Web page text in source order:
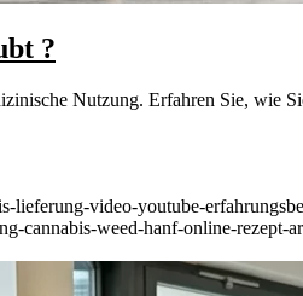
?
Nutzung. Erfahren Sie, wie
lieferung-video-youtube-
cannabis-weed-hanf-online-rezept-